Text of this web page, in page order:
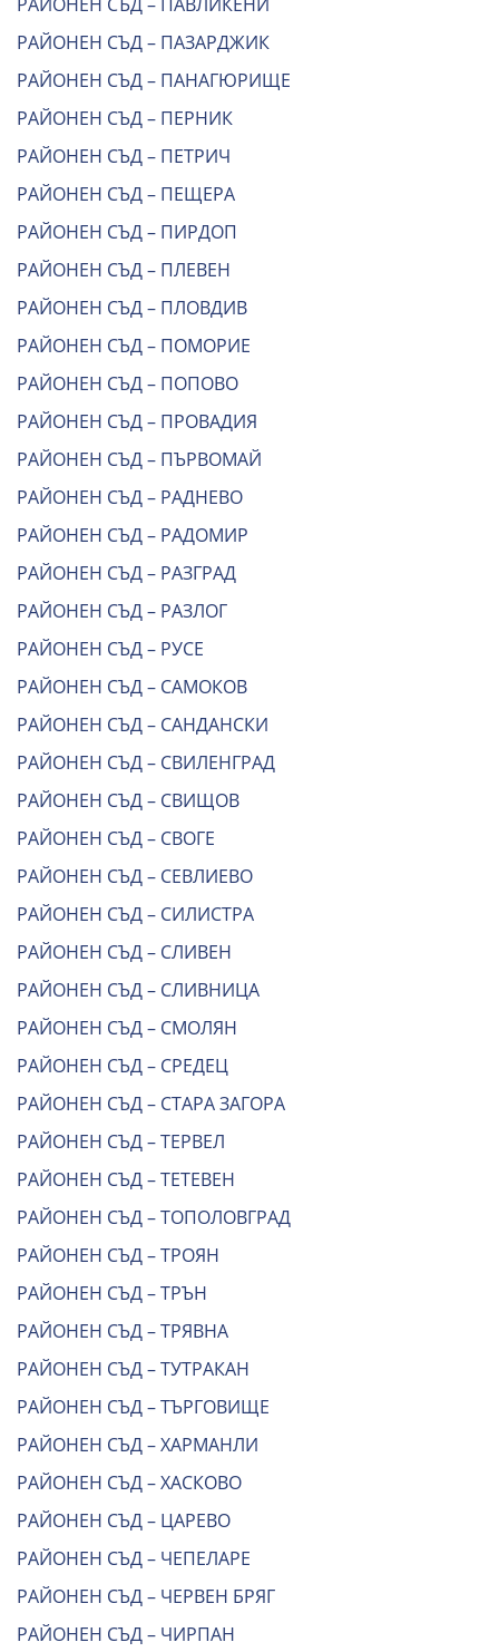
РАЙОНЕН СЪД – ПАЗАРДЖИК
РАЙОНЕН СЪД – ПАНАГЮРИЩЕ
РАЙОНЕН СЪД – ПЕРНИК
РАЙОНЕН СЪД – ПЕТРИЧ
РАЙОНЕН СЪД – ПЕЩЕРА
РАЙОНЕН СЪД – ПИРДОП
РАЙОНЕН СЪД – ПЛЕВЕН
РАЙОНЕН СЪД – ПЛОВДИВ
РАЙОНЕН СЪД – ПОМОРИЕ
РАЙОНЕН СЪД – ПОПОВО
РАЙОНЕН СЪД – ПРОВАДИЯ
РАЙОНЕН СЪД – ПЪРВОМАЙ
РАЙОНЕН СЪД – РАДНЕВО
РАЙОНЕН СЪД – РАДОМИР
РАЙОНЕН СЪД – РАЗГРАД
РАЙОНЕН СЪД – РАЗЛОГ
РАЙОНЕН СЪД – РУСЕ
РАЙОНЕН СЪД – САМОКОВ
РАЙОНЕН СЪД – САНДАНСКИ
РАЙОНЕН СЪД – СВИЛЕНГРАД
РАЙОНЕН СЪД – СВИЩОВ
РАЙОНЕН СЪД – СВОГЕ
РАЙОНЕН СЪД – СЕВЛИЕВО
РАЙОНЕН СЪД – СИЛИСТРА
РАЙОНЕН СЪД – СЛИВЕН
РАЙОНЕН СЪД – СЛИВНИЦА
РАЙОНЕН СЪД – СМОЛЯН
РАЙОНЕН СЪД – СРЕДЕЦ
РАЙОНЕН СЪД – СТАРА ЗАГОРА
РАЙОНЕН СЪД – ТЕРВЕЛ
РАЙОНЕН СЪД – ТЕТЕВЕН
РАЙОНЕН СЪД – ТОПОЛОВГРАД
РАЙОНЕН СЪД – ТРОЯН
РАЙОНЕН СЪД – ТРЪН
РАЙОНЕН СЪД – ТРЯВНА
РАЙОНЕН СЪД – ТУТРАКАН
РАЙОНЕН СЪД – ТЪРГОВИЩЕ
РАЙОНЕН СЪД – ХАРМАНЛИ
РАЙОНЕН СЪД – ХАСКОВО
РАЙОНЕН СЪД – ЦАРЕВО
РАЙОНЕН СЪД – ЧЕПЕЛАРЕ
РАЙОНЕН СЪД – ЧЕРВЕН БРЯГ
РАЙОНЕН СЪД – ЧИРПАН